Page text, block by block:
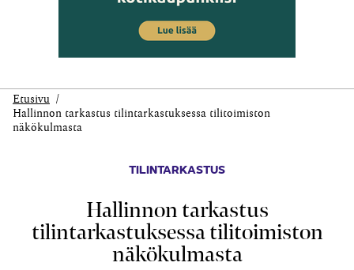
Etusivu
Hallinnon tarkastus tilintarkastuksessa tilitoimiston
näkökulmasta
TILINTARKASTUS
Hallinnon tarkastus
tilintarkastuksessa tilitoimiston
näkökulmasta